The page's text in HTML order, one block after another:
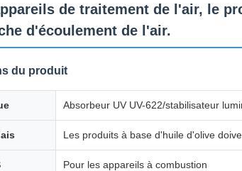
de traitement de l'air, le
d'écoulement de l'air.
du produit
Absorbeur UV UV-622/stabilisateur
Les produits à base d'huile d'olive
Pour les appareils à combustion